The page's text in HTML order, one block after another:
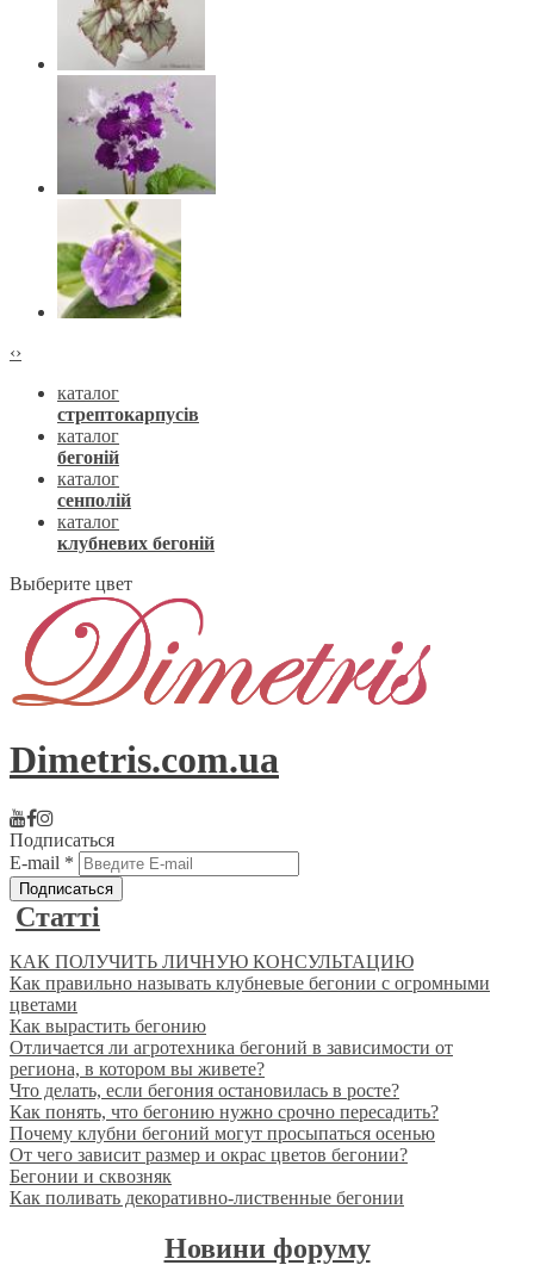
‹›
каталог
стрептокарпусів
каталог
бегоній
каталог
сенполій
каталог
клубневих бегоній
Выберите цвет
Dimetris.com.ua
Подписаться
E-mail *
Статті
КАК ПОЛУЧИТЬ ЛИЧНУЮ КОНСУЛЬТАЦИЮ
Как правильно называть клубневые бегонии с огромными
цветами
Как вырастить бегонию
Отличается ли агротехника бегоний в зависимости от
региона, в котором вы живете?
Что делать, если бегония остановилась в росте?
Как понять, что бегонию нужно срочно пересадить?
Почему клубни бегоний могут просыпаться осенью
От чего зависит размер и окрас цветов бегонии?
Бегонии и сквозняк
Как поливать декоративно-лиственные бегонии
Новини форуму